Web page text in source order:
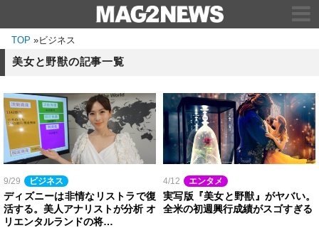
TOP »ビジネス
美女と野獣の記事一覧
9/29 ビジネス
ディズニーは非情なリストラで復
活する。美人アナリストが分析 オ
リエンタルランドの将…
4/12 エンタメ
実写版『美女と野獣』がヤバい。
全米の初週興行成績がスゴすぎる